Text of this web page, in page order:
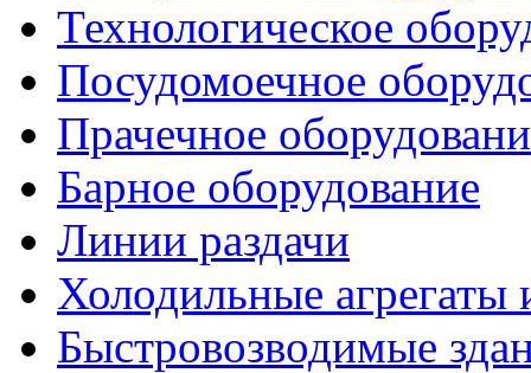
Технологическое
Посудомоечное
Прачечное
Барное оборудование
Линии раздачи
Холодильные агрегаты
Быстровозводимые